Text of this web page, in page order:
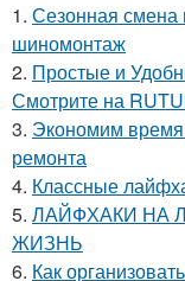
1. Сезонная смена
шиномонтаж
2. Простые и
Смотрите на
3. Экономим время
ремонта
4. Классные
5. ЛАЙФХАКИ НА
ЖИЗНЬ
6. Как